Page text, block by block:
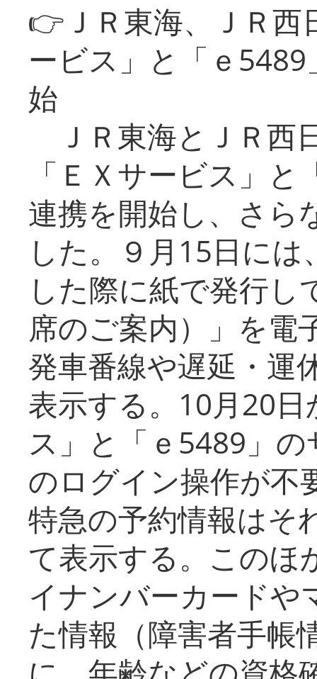
👉ＪＲ東海、ＪＲ
ービス」と「ｅ
始
ＪＲ東海とＪＲ西
「ＥＸサービス」
連携を開始し、さら
した。９月15日に
した際に紙で発行し
席のご案内）」を電
発車番線や遅延・運
表示する。10月20
ス」と「ｅ5489」
のログイン操作が不
特急の予約情報はそ
て表示する。このほ
イナンバーカードや
た情報（障害者手帳